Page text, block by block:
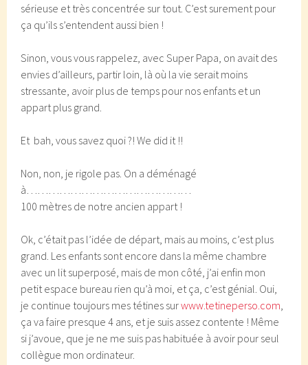
sérieuse et très concentrée sur tout. C’est surement pour
ça qu’ils s’entendent aussi bien !
Sinon, vous vous rappelez, avec Super Papa, on avait des
envies d’ailleurs, partir loin, là où la vie serait moins
stressante, avoir plus de temps pour nos enfants et un
appart plus grand.
Et bah, vous savez quoi ?! We did it !!
Non, non, je rigole pas. On a déménagé
à………………………………………
100 mètres de notre ancien appart !
Ok, c’était pas l’idée de départ, mais au moins, c’est plus
grand. Les enfants sont encore dans la même chambre
avec un lit superposé, mais de mon côté, j’ai enfin mon
petit espace bureau rien qu’à moi, et ça, c’est génial. Oui,
je continue toujours mes tétines surwww.tetineperso.com,
ça va faire presque 4 ans, et je suis assez contente ! Même
si j’avoue, que je ne me suis pas habituée à avoir pour seul
collègue mon ordinateur.